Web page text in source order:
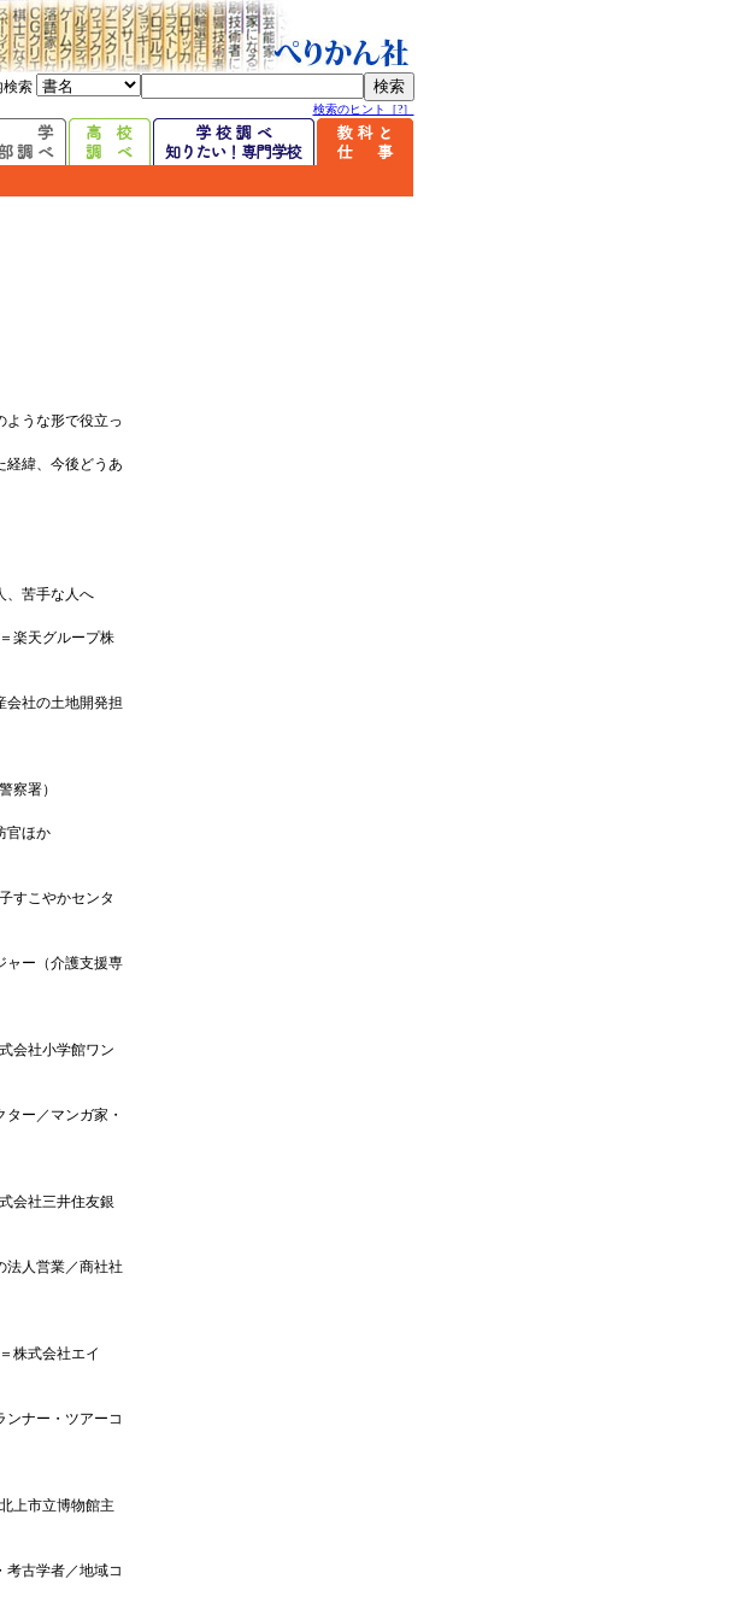
索
検索のヒント［?］
ような形で役立っ
経緯、今後どうあ
、苦手な人へ
楽天グループ株
の土地開発担
署）
ほか
こやかセンタ
（介護支援専
会社小学館ワン
／マンガ家・
会社三井住友銀
営業／商社社
株式会社エイ
ー・ツアーコ
市立博物館主
学者／地域コ